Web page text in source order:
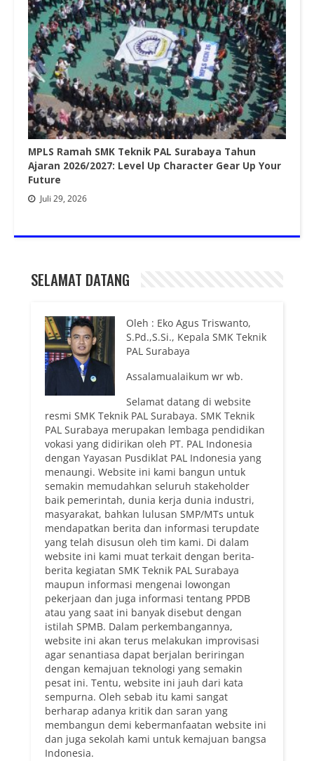
MPLS Ramah SMK Teknik PAL Surabaya Tahun
Ajaran 2026/2027: Level Up Character Gear Up Your
Future
Juli 29, 2026
SELAMAT DATANG
Oleh : Eko Agus Triswanto,
S.Pd.,S.Si., Kepala SMK Teknik
PAL Surabaya
Assalamualaikum wr wb.
Selamat datang di website
resmi SMK Teknik PAL Surabaya. SMK Teknik
PAL Surabaya merupakan lembaga pendidikan
vokasi yang didirikan oleh PT. PAL Indonesia
dengan Yayasan Pusdiklat PAL Indonesia yang
menaungi. Website ini kami bangun untuk
semakin memudahkan seluruh stakeholder
baik pemerintah, dunia kerja dunia industri,
masyarakat, bahkan lulusan SMP/MTs untuk
mendapatkan berita dan informasi terupdate
yang telah disusun oleh tim kami. Di dalam
website ini kami muat terkait dengan berita-
berita kegiatan SMK Teknik PAL Surabaya
maupun informasi mengenai lowongan
pekerjaan dan juga informasi tentang PPDB
atau yang saat ini banyak disebut dengan
istilah SPMB. Dalam perkembangannya,
website ini akan terus melakukan improvisasi
agar senantiasa dapat berjalan beriringan
dengan kemajuan teknologi yang semakin
pesat ini. Tentu, website ini jauh dari kata
sempurna. Oleh sebab itu kami sangat
berharap adanya kritik dan saran yang
membangun demi kebermanfaatan website ini
dan juga sekolah kami untuk kemajuan bangsa
Indonesia.